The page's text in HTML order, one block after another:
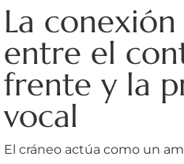
La
entre el
frente y la
vocal
El cráneo actúa como un